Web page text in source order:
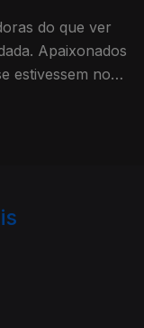
do que ver
Apaixonados
estivessem no